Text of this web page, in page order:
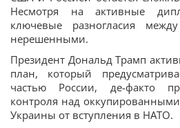
Несмотря на активные
ключевые разногласия
нерешенными.
Президент Дональд Трамп
план, который
частью России, де-факто
контроля над
Украины от вступления в НАТО.